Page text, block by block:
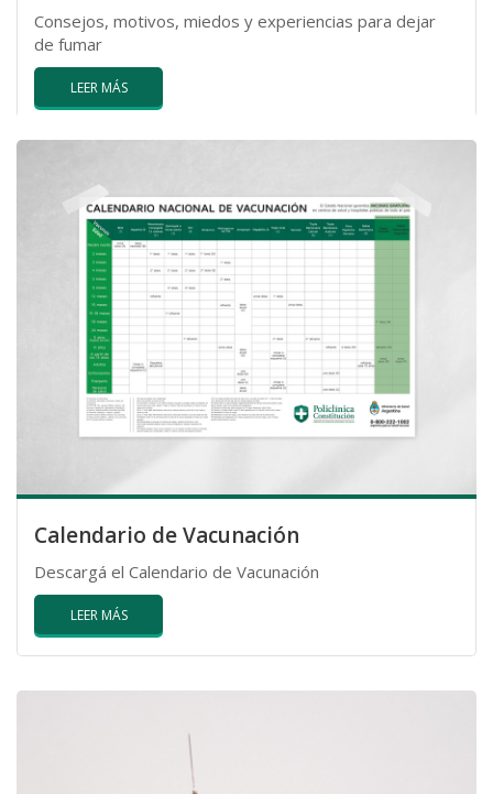
Consejos, motivos, miedos y experiencias para dejar
de fumar
LEER MÁS
Calendario de Vacunación
Descargá el Calendario de Vacunación
LEER MÁS